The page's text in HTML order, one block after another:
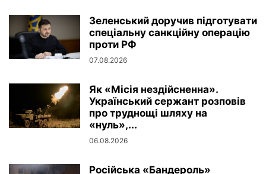
Зеленський доручив підготувати
спеціальну санкційну операцію
проти РФ
07.08.2026
Як «Місія нездійсненна».
Український сержант розповів
про труднощі шляху на
«нуль»,...
06.08.2026
Російська «Бандероль»